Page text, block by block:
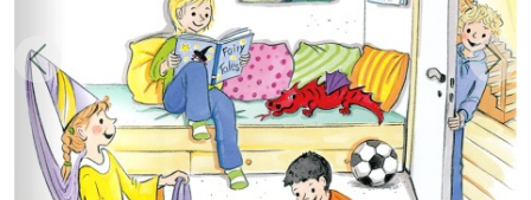
Zurück